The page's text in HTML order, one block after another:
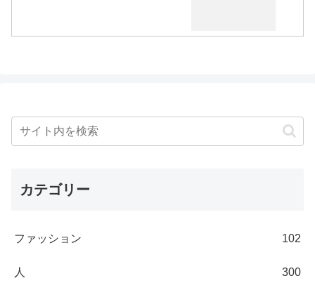
カテゴリー
ファッション 102
人 300